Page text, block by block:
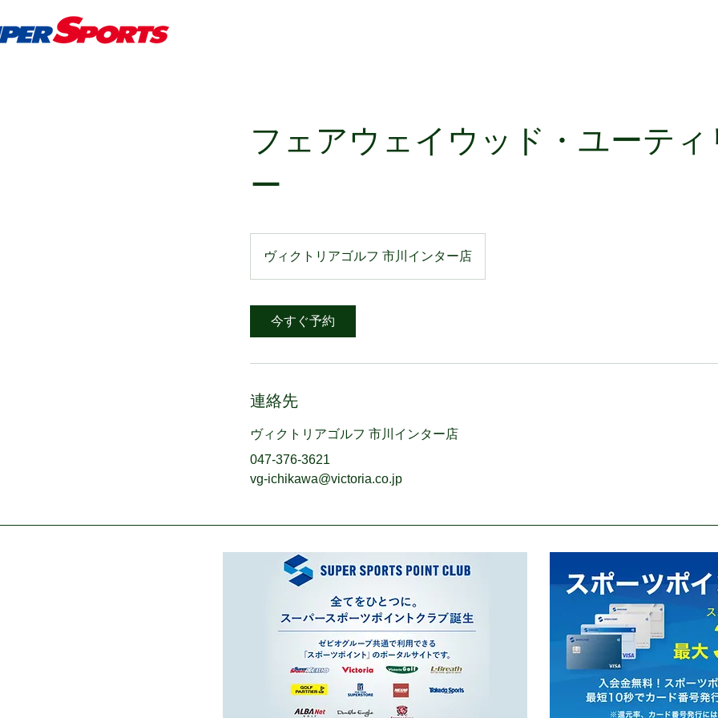
フェアウェイウッド・ユーティ
ー
ヴィクトリアゴルフ 市川インター店
今すぐ予約
連絡先
ヴィクトリアゴルフ 市川インター店
047-376-3621
vg-ichikawa@victoria.co.jp